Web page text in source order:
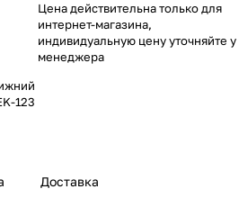
123
Цена действительна только для
интернет-магазина,
индивидуальную цену уточняйте у
менеджера
Доставка